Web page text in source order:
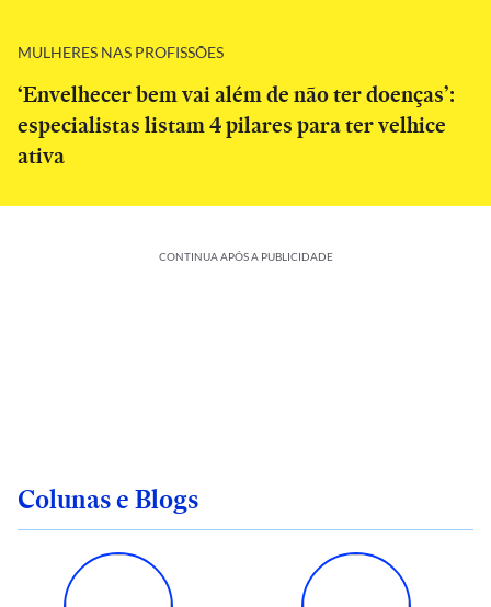
MULHERES NAS PROFISSÕES
‘Envelhecer bem vai além de não ter doenças’:
especialistas listam 4 pilares para ter velhice
ativa
CONTINUA APÓS A PUBLICIDADE
Colunas e Blogs